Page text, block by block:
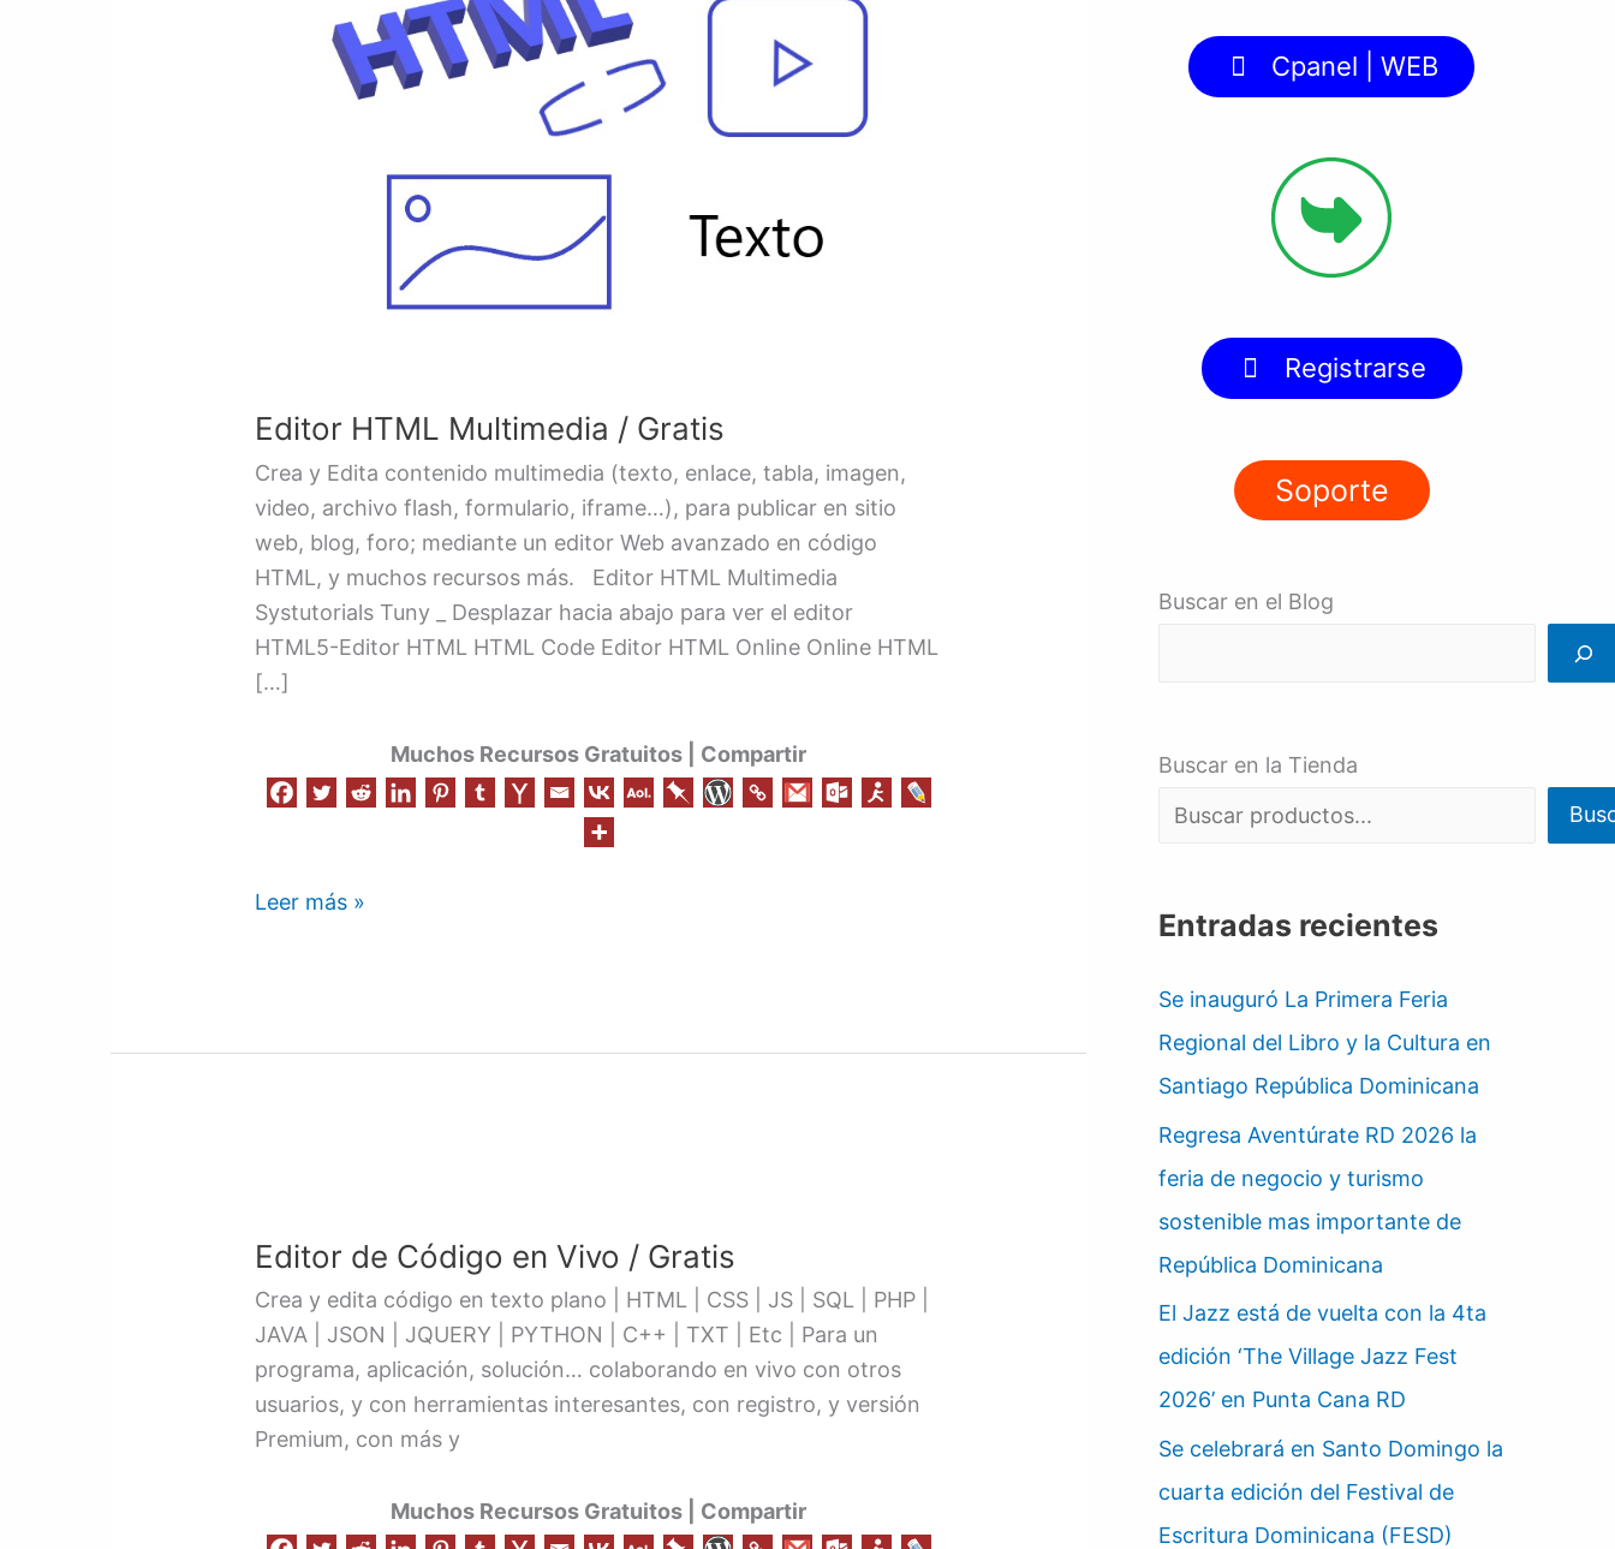
Editor HTML Multimedia / Gratis
Crea y Edita contenido multimedia (texto, enlace, tabla, imagen,
video, archivo flash, formulario, iframe…), para publicar en sitio
web, blog, foro; mediante un editor Web avanzado en código
HTML, y muchos recursos más. Editor HTML Multimedia
Systutorials Tuny _ Desplazar hacia abajo para ver el editor
HTML5-Editor HTML HTML Code Editor HTML Online Online HTML
[…]
Muchos Recursos Gratuitos | Compartir
Leer más »
Editor de Código en Vivo / Gratis
Crea y edita código en texto plano | HTML | CSS | JS | SQL | PHP |
JAVA | JSON | JQUERY | PYTHON | C++ | TXT | Etc | Para un
programa, aplicación, solución… colaborando en vivo con otros
usuarios, y con herramientas interesantes, con registro, y versión
Premium, con más y
Muchos Recursos Gratuitos | Compartir
Código
en
Vivo
/
Gratis
Cpanel | WEB
Registrarse
Soporte
Buscar en el Blog
Buscar en la Tienda
Entradas recientes
Se inauguró La Primera Feria
Regional del Libro y la Cultura en
Santiago República Dominicana
Regresa Aventúrate RD 2026 la
feria de negocio y turismo
sostenible mas importante de
República Dominicana
El Jazz está de vuelta con la 4ta
edición ‘The Village Jazz Fest
2026’ en Punta Cana RD
Se celebrará en Santo Domingo la
cuarta edición del Festival de
Escritura Dominicana (FESD)